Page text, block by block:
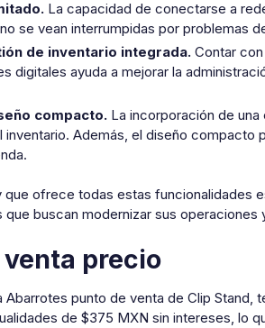
La capacidad de conectarse a
se vean interrumpidas por problemas
de inventario integrada.Contar
digitales ayuda a mejorar la
compacto. La incorporación de
Además, el diseño compacto
ofrece todas estas funcionalidades
buscan modernizar sus operaciones
precio
punto de venta de Clip Stand,
de $375 MXN sin intereses, lo